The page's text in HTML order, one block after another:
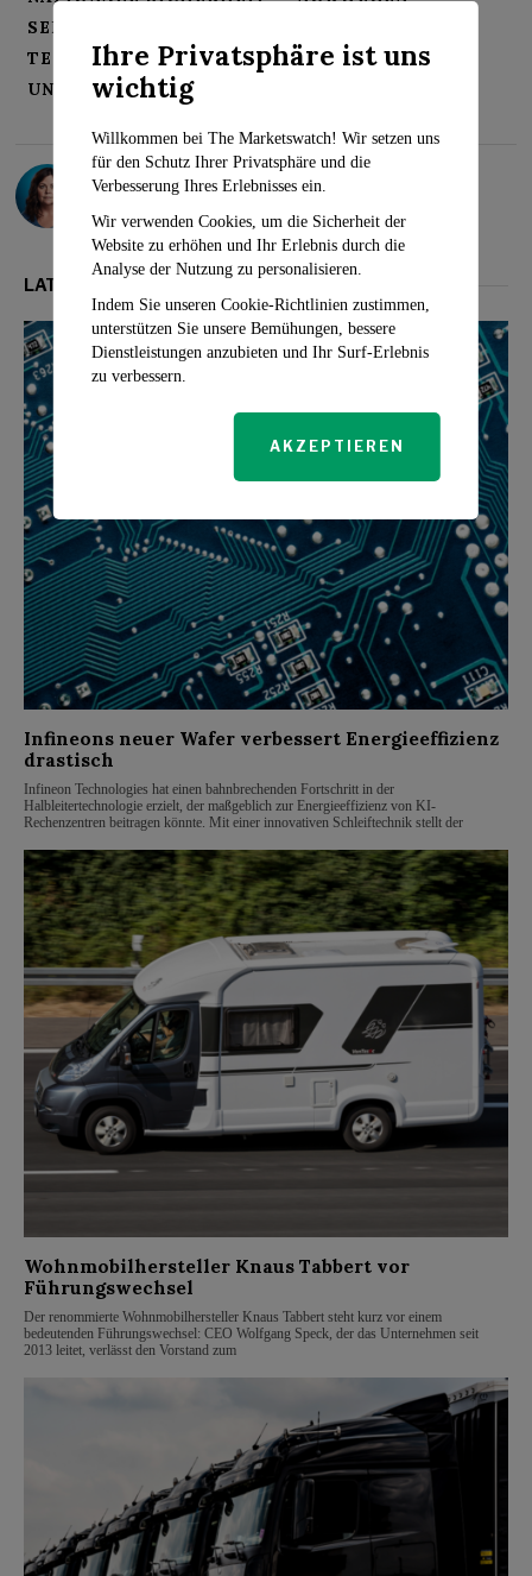
SENSIBLE STANDORTE
TECHNISCHE ÜBERWACHUNG
UNTERSUCHUNGSHAFT
Sarah Travers
LATEST FROM TECHNIK
Infineons neuer Wafer verbessert Energieeffizienz
drastisch
Infineon Technologies hat einen bahnbrechenden Fortschritt in der
Halbleitertechnologie erzielt, der maßgeblich zur Energieeffizienz von KI-
Rechenzentren beitragen könnte. Mit einer innovativen Schleiftechnik stellt der
Wohnmobilhersteller Knaus Tabbert vor
Führungswechsel
Der renommierte Wohnmobilhersteller Knaus Tabbert steht kurz vor einem
bedeutenden Führungswechsel: CEO Wolfgang Speck, der das Unternehmen seit
2013 leitet, verlässt den Vorstand zum
Ihre Privatsphäre ist uns
wichtig
Willkommen bei The Marketswatch! Wir setzen uns
für den Schutz Ihrer Privatsphäre und die
Verbesserung Ihres Erlebnisses ein.
Wir verwenden Cookies, um die Sicherheit der
Website zu erhöhen und Ihr Erlebnis durch die
Analyse der Nutzung zu personalisieren.
Indem Sie unseren Cookie-Richtlinien zustimmen,
unterstützen Sie unsere Bemühungen, bessere
Dienstleistungen anzubieten und Ihr Surf-Erlebnis
zu verbessern.
AKZEPTIEREN